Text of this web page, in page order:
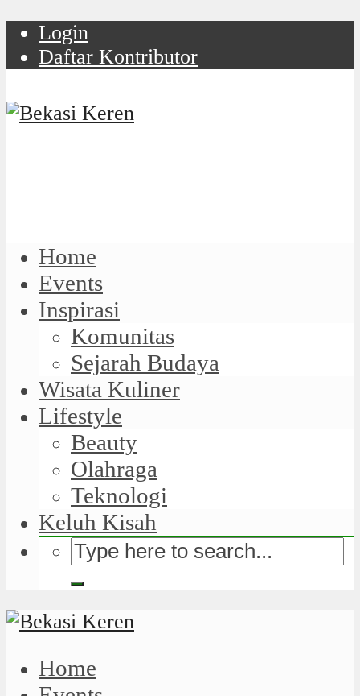
Login
Daftar Kontributor
Home
Events
Inspirasi
Komunitas
Sejarah Budaya
Wisata Kuliner
Lifestyle
Beauty
Olahraga
Teknologi
Keluh Kisah
Home